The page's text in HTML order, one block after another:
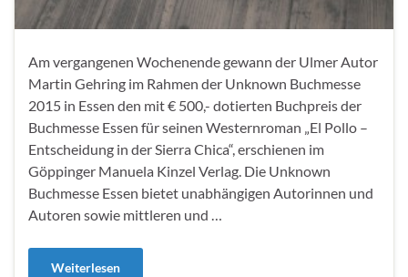
Am vergangenen Wochenende gewann der Ulmer Autor
Martin Gehring im Rahmen der Unknown Buchmesse
2015 in Essen den mit € 500,- dotierten Buchpreis der
Buchmesse Essen für seinen Westernroman „El Pollo –
Entscheidung in der Sierra Chica“, erschienen im
Göppinger Manuela Kinzel Verlag. Die Unknown
Buchmesse Essen bietet unabhängigen Autorinnen und
Autoren sowie mittleren und …
Weiterlesen